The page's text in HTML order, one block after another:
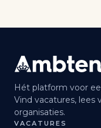
Hét platform voor
Vind vacatures, lees
organisaties.
VACATURES